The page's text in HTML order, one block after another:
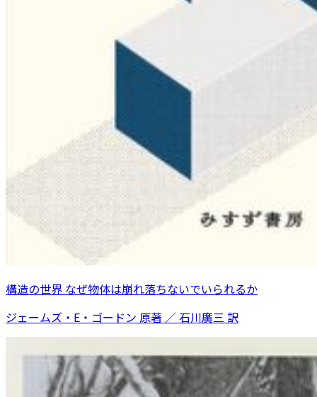
構造の世界 なぜ物体は崩れ落ちないでいられるか
ジェームズ・E・ゴードン 原著 ／ 石川廣三 訳